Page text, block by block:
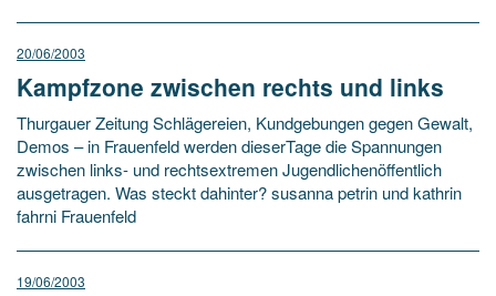
20/06/2003
Kampfzone zwischen rechts und links
Thurgauer Zeitung Schlägereien, Kundgebungen gegen Gewalt,
Demos – in Frauenfeld werden dieserTage die Spannungen
zwischen links- und rechtsextremen Jugendlichenöffentlich
ausgetragen. Was steckt dahinter? susanna petrin und kathrin
fahrni Frauenfeld
19/06/2003